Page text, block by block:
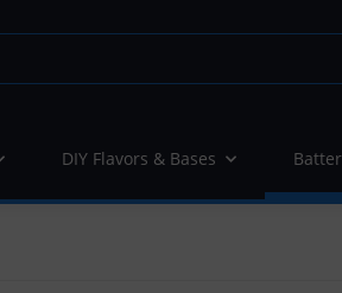
DIY Flavors & Bases